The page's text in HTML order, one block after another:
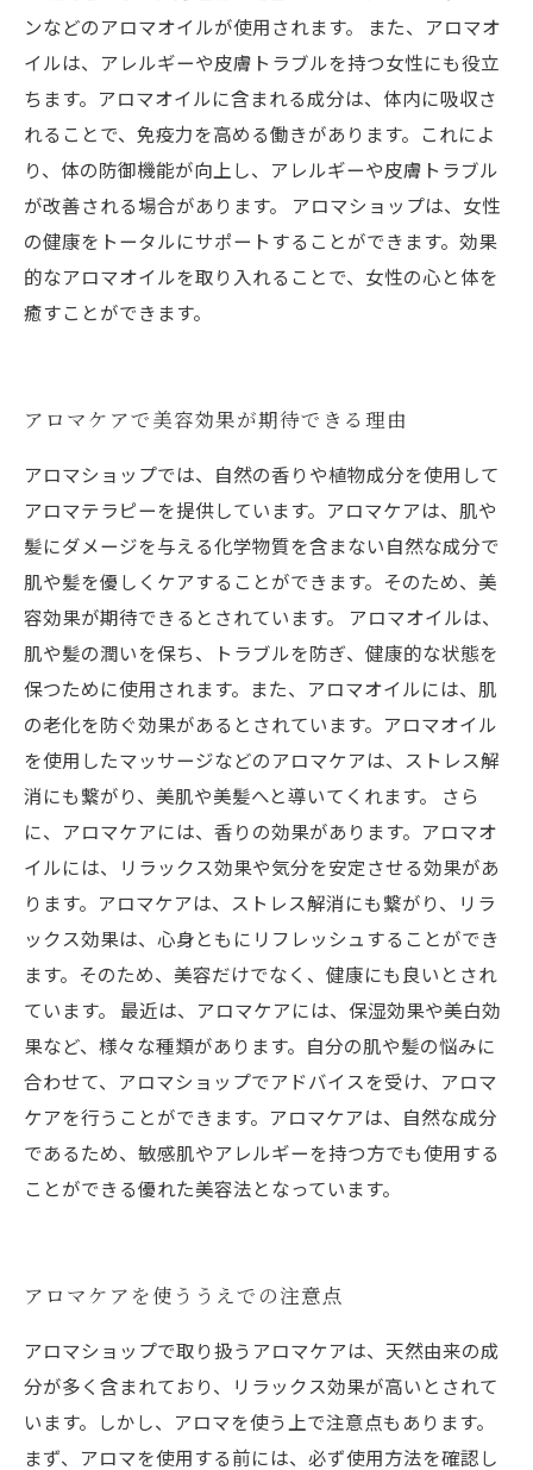
ンなどのアロマオイルが使用されます。 また、アロマオ
イルは、アレルギーや皮膚トラブルを持つ女性にも役立
ちます。アロマオイルに含まれる成分は、体内に吸収さ
れることで、免疫力を高める働きがあります。これによ
り、体の防御機能が向上し、アレルギーや皮膚トラブル
が改善される場合があります。 アロマショップは、女性
の健康をトータルにサポートすることができます。効果
的なアロマオイルを取り入れることで、女性の心と体を
癒すことができます。
アロマケアで美容効果が期待できる理由
アロマショップでは、自然の香りや植物成分を使用して
アロマテラピーを提供しています。アロマケアは、肌や
髪にダメージを与える化学物質を含まない自然な成分で
肌や髪を優しくケアすることができます。そのため、美
容効果が期待できるとされています。 アロマオイルは、
肌や髪の潤いを保ち、トラブルを防ぎ、健康的な状態を
保つために使用されます。また、アロマオイルには、肌
の老化を防ぐ効果があるとされています。アロマオイル
を使用したマッサージなどのアロマケアは、ストレス解
消にも繋がり、美肌や美髪へと導いてくれます。 さら
に、アロマケアには、香りの効果があります。アロマオ
イルには、リラックス効果や気分を安定させる効果があ
ります。アロマケアは、ストレス解消にも繋がり、リラ
ックス効果は、心身ともにリフレッシュすることができ
ます。そのため、美容だけでなく、健康にも良いとされ
ています。 最近は、アロマケアには、保湿効果や美白効
果など、様々な種類があります。自分の肌や髪の悩みに
合わせて、アロマショップでアドバイスを受け、アロマ
ケアを行うことができます。アロマケアは、自然な成分
であるため、敏感肌やアレルギーを持つ方でも使用する
ことができる優れた美容法となっています。
アロマケアを使ううえでの注意点
アロマショップで取り扱うアロマケアは、天然由来の成
分が多く含まれており、リラックス効果が高いとされて
います。しかし、アロマを使う上で注意点もあります。
まず、アロマを使用する前には、必ず使用方法を確認し